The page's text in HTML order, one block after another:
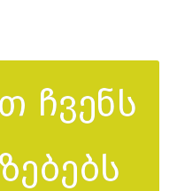
ჩვენს